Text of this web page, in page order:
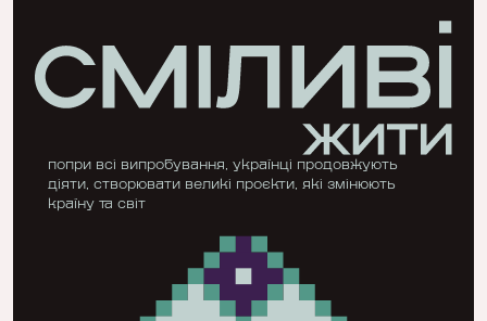
попри всі випробування, українці продовжують
діяти, створювати великі проєкти, які змінюють
країну та світ